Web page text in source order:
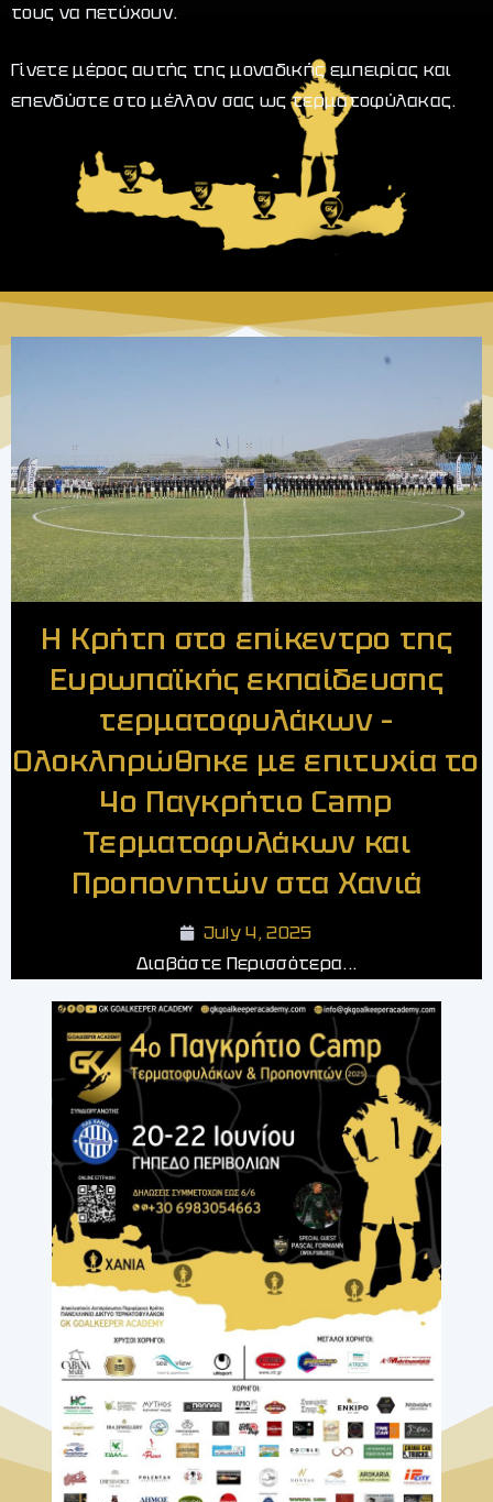
τους να πετύχουν.
Γίνετε μέρος αυτής της μοναδικής εμπειρίας και
επενδύστε στο μέλλον σας ως τερματοφύλακας.
Η Κρήτη στο επίκεντρο της
Ευρωπαϊκής εκπαίδευσης
τερματοφυλάκων –
Ολοκληρώθηκε με επιτυχία το
4ο Παγκρήτιο Camp
Τερματοφυλάκων και
Προπονητών στα Χανιά
July 4, 2025
Διαβάστε Περισσότερα...